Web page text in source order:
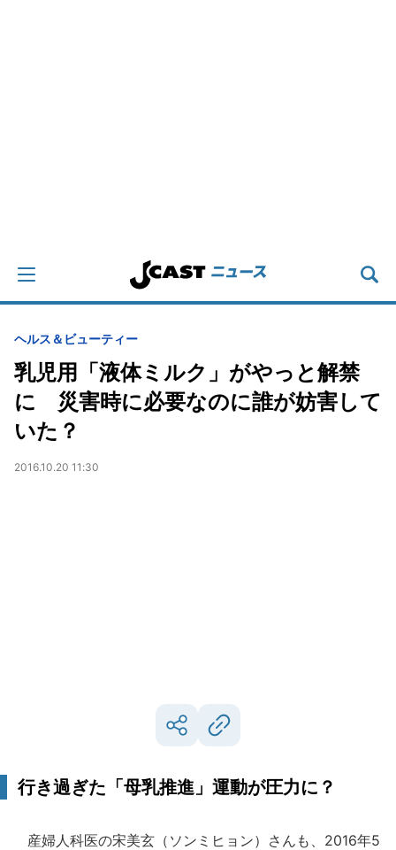
ヘルス＆ビューティー
乳児用「液体ミルク」がやっと解禁
に 災害時に必要なのに誰が妨害して
いた？
2016.10.20 11:30
行き過ぎた「母乳推進」運動が圧力に？
産婦人科医の宋美玄（ソンミヒョン）さんも、2016年5